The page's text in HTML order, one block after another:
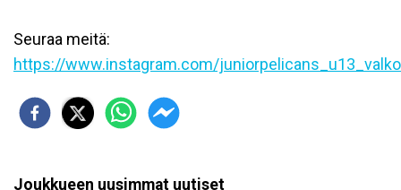
Seuraa meitä:
https://www.instagram.com/
Joukkueen uusimmat uutiset